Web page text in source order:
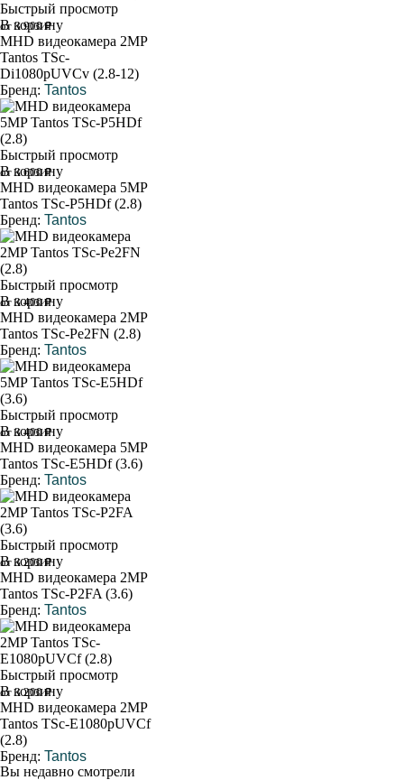
Быстрый просмотр
В корзину
от 3 900 ₽
MHD видеокамера 2MP
Tantos TSc-
Di1080pUVCv (2.8-12)
Бренд: Tantos
Быстрый просмотр
В корзину
от 3 600 ₽
MHD видеокамера 5MP
Tantos TSc-P5HDf (2.8)
Бренд: Tantos
Быстрый просмотр
В корзину
от 3 400 ₽
MHD видеокамера 2MP
Tantos TSc-Pe2FN (2.8)
Бренд: Tantos
Быстрый просмотр
В корзину
от 3 400 ₽
MHD видеокамера 5MP
Tantos TSc-E5HDf (3.6)
Бренд: Tantos
Быстрый просмотр
В корзину
от 3 200 ₽
MHD видеокамера 2MP
Tantos TSc-P2FA (3.6)
Бренд: Tantos
Быстрый просмотр
В корзину
от 3 200 ₽
MHD видеокамера 2MP
Tantos TSc-E1080pUVCf
(2.8)
Бренд: Tantos
Вы недавно смотрели